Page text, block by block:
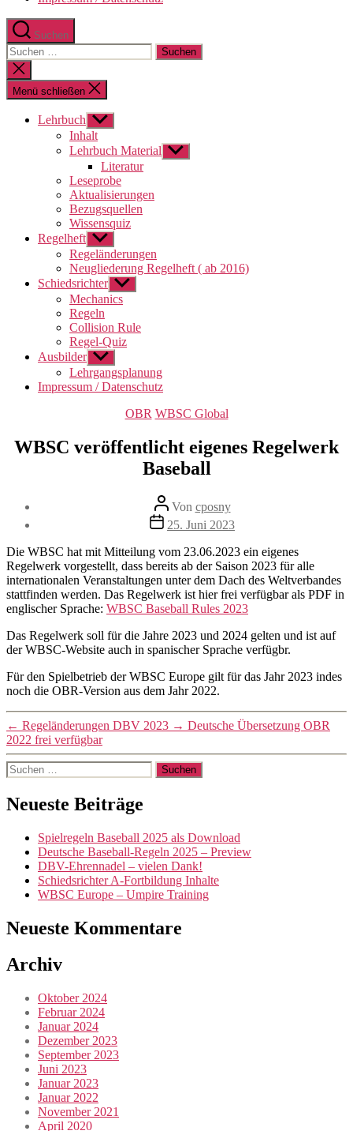
Suchen
Suchen
nach:
Suche
schließen
Menü schließen
Lehrbuch Untermenü
anzeigen
Inhalt
Lehrbuch Material Untermenü
anzeigen
Literatur
Leseprobe
Aktualisierungen
Bezugsquellen
Wissensquiz
Regelheft Untermenü
anzeigen
Regeländerungen
Neugliederung Regelheft ( ab 2016)
Schiedsrichter Untermenü
anzeigen
Mechanics
Regeln
Collision Rule
Regel-Quiz
Ausbilder Untermenü
anzeigen
Lehrgangsplanung
Impressum / Datenschutz
Kategorien
OBR WBSC Global
WBSC veröffentlicht eigenes Regelwerk
Baseball
Beitragsautor
Von cposny
Veröffentlichungsdatum
25. Juni 2023
Die WBSC hat mit Mitteilung vom 23.06.2023 ein eigenes
Regelwerk vorgestellt, dass bereits ab der Saison 2023 für alle
internationalen Veranstaltungen unter dem Dach des Weltverbandes
stattfinden werden. Das Regelwerk ist hier frei verfügbar als PDF in
englischer Sprache: WBSC Baseball Rules 2023
Das Regelwerk soll für die Jahre 2023 und 2024 gelten und ist auf
der WBSC-Website auch in spanischer Sprache verfügbr.
Für den Spielbetrieb der WBSC Europe gilt für das Jahr 2023 indes
noch die OBR-Version aus dem Jahr 2022.
← Regeländerungen DBV 2023 → Deutsche Übersetzung OBR
2022 frei verfügbar
Suchen
nach:
Neueste Beiträge
Spielregeln Baseball 2025 als Download
Deutsche Baseball-Regeln 2025 – Preview
DBV-Ehrennadel – vielen Dank!
Schiedsrichter A-Fortbildung Inhalte
WBSC Europe – Umpire Training
Neueste Kommentare
Archiv
Oktober 2024
Februar 2024
Januar 2024
Dezember 2023
September 2023
Juni 2023
Januar 2023
Januar 2022
November 2021
April 2020